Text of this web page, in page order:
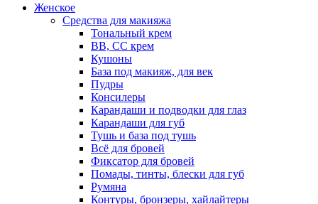
Женское
Средства для макияжа
Тональный крем
BB, CC крем
Кушоны
База под макияж, для век
Пудры
Консилеры
Карандаши и подводки для глаз
Карандаши для губ
Тушь и база под тушь
Всё для бровей
Фиксатор для бровей
Помады, тинты, блески для губ
Румяна
Контуры, бронзеры, хайлайтеры